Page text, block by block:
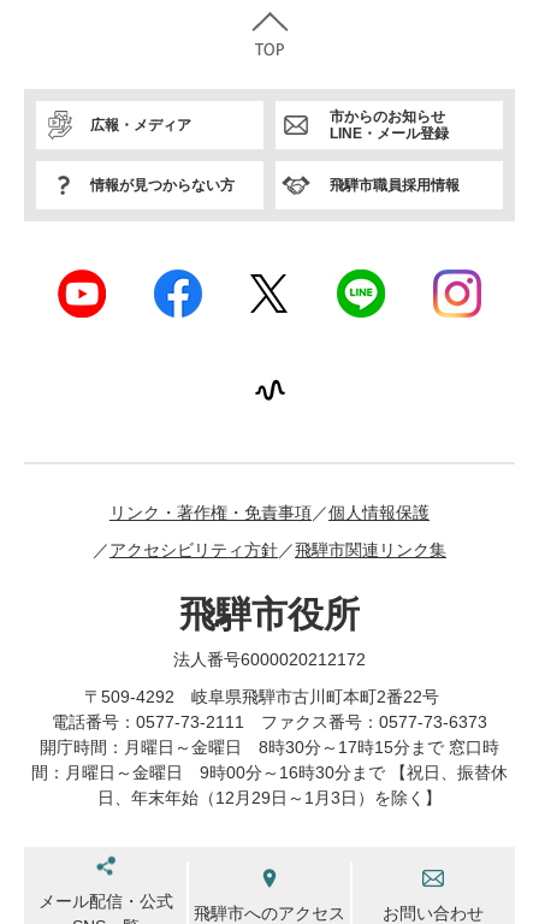
広報・メディア
市からのお知らせ
LINE・メール登録
情報が見つからない方 飛騨市職員採用情報
リンク・著作権・免責事項
個人情報保護
アクセシビリティ方針
飛騨市関連リンク集
飛騨市役所
法人番号6000020212172
〒509-4292 岐阜県飛騨市古川町本町2番22号
電話番号：0577-73-2111 ファクス番号：0577-73-6373
開庁時間：月曜日～金曜日 8時30分～17時15分まで 窓口時
間：月曜日～金曜日 9時00分～16時30分まで 【祝日、振替休
日、年末年始（12月29日～1月3日）を除く】
メール配信・公式
飛騨市へのアクセス お問い合わせ